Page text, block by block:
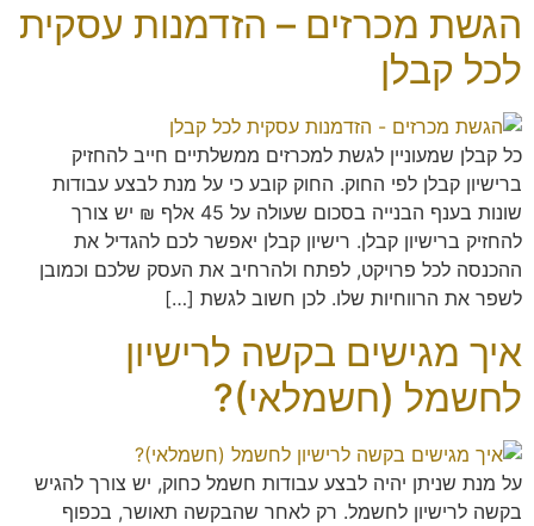
הגשת מכרזים – הזדמנות עסקית
לכל קבלן
כל קבלן שמעוניין לגשת למכרזים ממשלתיים חייב להחזיק
ברישיון קבלן לפי החוק. החוק קובע כי על מנת לבצע עבודות
שונות בענף הבנייה בסכום שעולה על 45 אלף ₪ יש צורך
להחזיק ברישיון קבלן. רישיון קבלן יאפשר לכם להגדיל את
ההכנסה לכל פרויקט, לפתח ולהרחיב את העסק שלכם וכמובן
לשפר את הרווחיות שלו. לכן חשוב לגשת […]
איך מגישים בקשה לרישיון
לחשמל (חשמלאי)?
על מנת שניתן יהיה לבצע עבודות חשמל כחוק, יש צורך להגיש
בקשה לרישיון לחשמל. רק לאחר שהבקשה תאושר, בכפוף